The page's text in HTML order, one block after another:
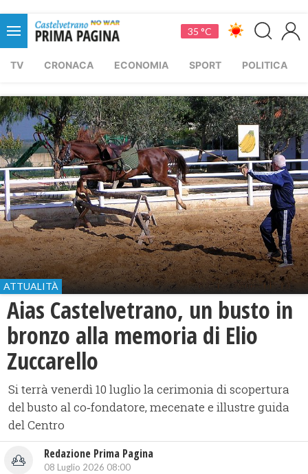
35 °C
TV CRONACA ECONOMIA SPORT POLITICA
ATTUALITÀ
Aias Castelvetrano, un busto in
bronzo alla memoria di Elio
Zuccarello
Si terrà venerdì 10 luglio la cerimonia di scopertura
del busto al co‑fondatore, mecenate e illustre guida
del Centro
Redazione Prima Pagina
08 Luglio 2026 08:00